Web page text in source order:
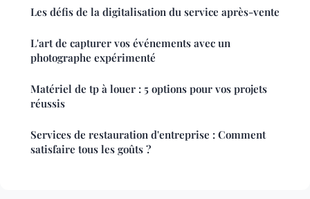
Les défis de la digitalisation du service après-vente
L'art de capturer vos événements avec un
photographe expérimenté
Matériel de tp à louer : 5 options pour vos projets
réussis
Services de restauration d'entreprise : Comment
satisfaire tous les goûts ?